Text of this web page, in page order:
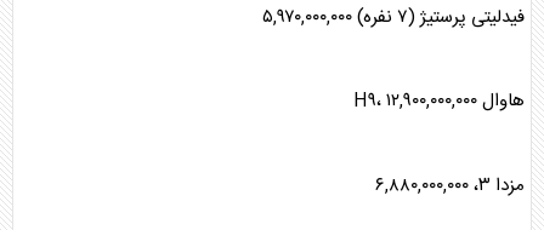
فیدلیتی پرستیژ (۷ نفره) ۵,۹۷۰,۰۰۰,۰۰۰
هاوال H۹، ۱۲,۹۰۰,۰۰۰,۰۰۰
مزدا ۳، ۶,۸۸۰,۰۰۰,۰۰۰